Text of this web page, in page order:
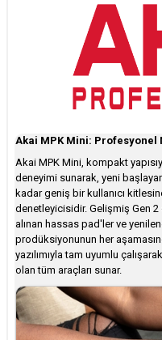
Akai MPK Mini:
Akai MPK Mini, kompakt
deneyimi sunarak, yeni
kadar geniş bir kullanıcı
denetleyicisidir. Gelişmiş Gen 2
alınan hassas pad'ler ve
prodüksiyonunun her
yazılımıyla tam uyumlu
olan tüm araçları sunar.